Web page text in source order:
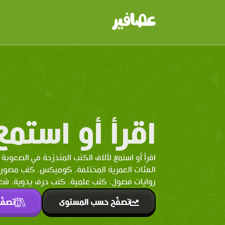
اقرأ أو
اقرأ أو استمع لآلاف الكتب المتدرّحة في
الفئات العمرية المختلفة. كوميكس، كتب
روايات فصول، كتب علمية، كتب حرف يدوية،
تصفّح حسب المستوى